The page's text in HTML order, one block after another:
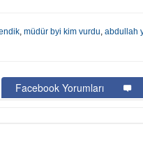
, müdür byi kim vurdu, abdullah
Facebook Yorumları